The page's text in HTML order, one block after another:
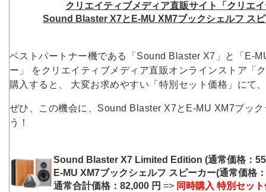
クリエイティブメディア直販サイト「クリエ
Sound Blaster X7とE-MU XM7ブックシェルフ ス
ベストパートナー機である「Sound Blaster X7」と「E-
ー」 をクリエイティブメディア直販オンラインストア「
購入すると、 大変お求めやすい「特別セット価格」にて
ぜひ、この機会に、Sound Blaster X7とE-MU XM7ブッ
う！
Sound Blaster X7 Limited Edition (通常価格：
E-MU XM7ブックシェルフ スピーカー(通常価格
通常合計価格：82,000 円 => 同時購入 特別セッ